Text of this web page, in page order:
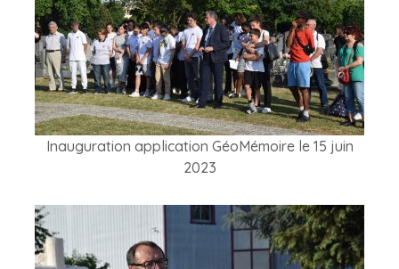
Inauguration application GéoMémoire le 15 juin
2023